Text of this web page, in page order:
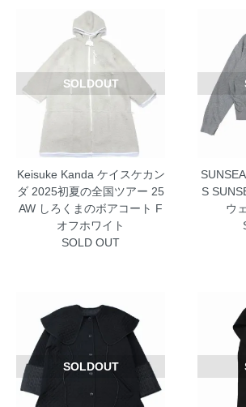
SOLDOUT
Keisuke Kanda ケイスケカン
ダ 2025初夏の全国ツアー 25
AW しろくまのボアコート F
オフホワイト
SOLD OUT
S
ウ
SOLDOUT